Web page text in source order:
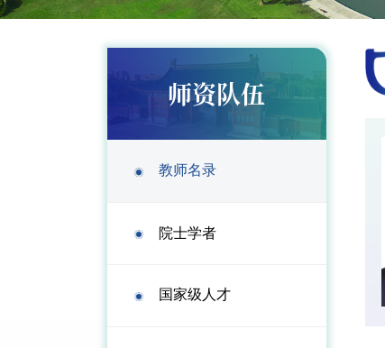
师资队伍
教师名录
院士学者
国家级人才